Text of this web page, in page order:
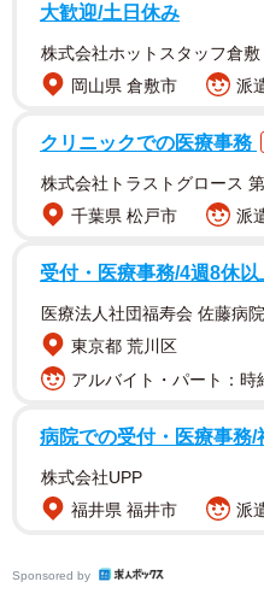
【１位】「丑男～
併乗り越え一つに
近鉄とブルーウェーブが合
最多得票。オリックス・バ
れた。オリックス応援団の
在は応援統括プロデューサ
は作曲した当時を「新球団
と思ったが、なかなかいい
返る。いよいよシーズン開
直にぶつけてみよう」とふ
だ。「悲しみ」という歌詞
魂」と両球団のカラーを盛
◇ ◇
大歓迎/土日休み
株式会社ホットスタッフ倉敷
岡山県 倉敷市
派
クリニックでの医療事務
株式会社トラストグロース
千葉県 松戸市
派
受付・医療事務/4週8休以
医療法人社団福寿会 佐藤病院
東京都 荒川区
アルバイト・パート：
病院での受付・医療事務/
株式会社UPP
福井県 福井市
派
Sponsored by